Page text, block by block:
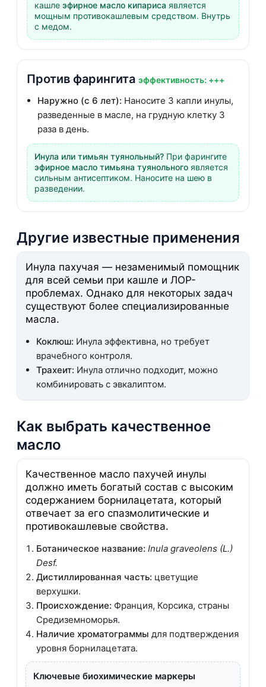
кашле эфирное масло кипариса является
мощным противокашлевым средством. Внутрь
с медом.
Против фарингита эффективность: +++
Наружно (с 6 лет): Наносите 3 капли инулы,
разведенные в масле, на грудную клетку 3
раза в день.
Инула или тимьян туянольный? При фарингите
эфирное масло тимьяна туянольного является
сильным антисептиком. Наносите на шею в
разведении.
Другие известные применения
Инула пахучая — незаменимый помощник
для всей семьи при кашле и ЛОР-
проблемах. Однако для некоторых задач
существуют более специализированные
масла.
Коклюш: Инула эффективна, но требует
врачебного контроля.
Трахеит: Инула отлично подходит, можно
комбинировать с эвкалиптом.
Как выбрать качественное
масло
Качественное масло пахучей инулы
должно иметь богатый состав с высоким
содержанием борнилацетата, который
отвечает за его спазмолитические и
противокашлевые свойства.
Ботаническое название: Inula graveolens (L.)
Desf.
Дистиллированная часть: цветущие
верхушки.
Происхождение: Франция, Корсика, страны
Средиземноморья.
Наличие хроматограммы для подтверждения
уровня борнилацетата.
Ключевые биохимические маркеры